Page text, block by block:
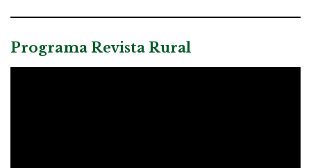
Programa Revista Rural